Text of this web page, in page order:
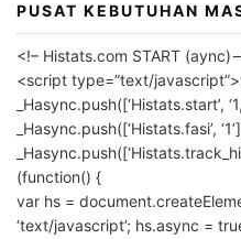
PUSAT KEBUTUHAN
<!– Histats.com START
<script type=”text/
_Hasync.push([‘Histats.fasi’,
(function() {
var hs =
‘text/javascript’; hs.async =